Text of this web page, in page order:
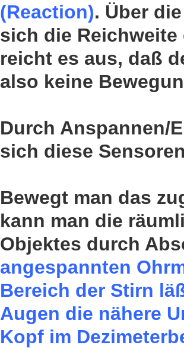
(Reaction). Über
sich die Reichweite
reicht es aus, daß
also keine
Durch Anspannen/
sich diese
Bewegt man das
kann man die
Objektes durch
angespannten
Bereich der Stirn
Augen die nähere
Kopf im